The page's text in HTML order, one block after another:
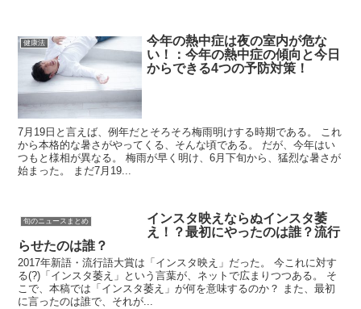
健康法
今年の熱中症は夜の室内が危な
い！：今年の熱中症の傾向と今日
からできる4つの予防対策！
7月19日と言えば、例年だとそろそろ梅雨明けする時期である。 これ
から本格的な暑さがやってくる、そんな頃である。 だが、今年はい
つもと様相が異なる。 梅雨が早く明け、6月下旬から、猛烈な暑さが
始まった。 まだ7月19...
旬のニュースまとめ
インスタ映えならぬインスタ萎
え！？最初にやったのは誰？流行
らせたのは誰？
2017年新語・流行語大賞は「インスタ映え」だった。 今これに対す
る(?)「インスタ萎え」という言葉が、ネットで広まりつつある。 そ
こで、本稿では「インスタ萎え」が何を意味するのか？ また、最初
に言ったのは誰で、それが...